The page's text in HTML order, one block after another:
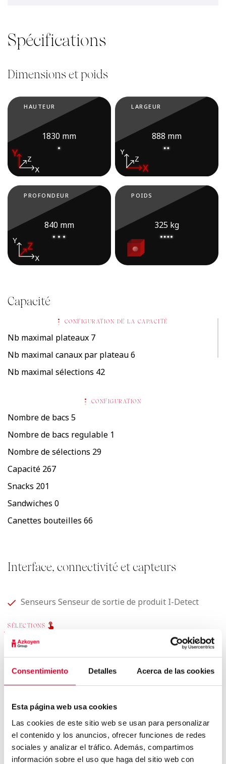
Consentimiento Detalles Acerca de las cookies
Esta página web usa cookies
Las cookies de este sitio web se usan para personalizar
el contenido y los anuncios, ofrecer funciones de redes
sociales y analizar el tráfico. Además, compartimos
información sobre el uso que haga del sitio web con
Spécifications
Dimensions et poids
HAUTEUR
1830 mm
LARGEUR
888 mm
PROFONDEUR
840 mm
POIDS
325 kg
Capacité
CONFIGURATION DE LA CAPACITÉ
Nb maximal plateaux 7
Nb maximal canaux par plateau6
Nb maximal sélections 42
CONFIGURATION
Nombre de bacs 5
Nombre de bacs regulable 1
Nombre de sélections 29
Capacité 267
Snacks 201
Sandwiches 0
Canettes bouteilles 66
Interface, connectivité et capteurs
Senseurs Senseur de sortie de produit I-Detect
SÉLECTIONS
Clavier alphanumérique
Sélections 42
Protocole EVA-DTS
Gris